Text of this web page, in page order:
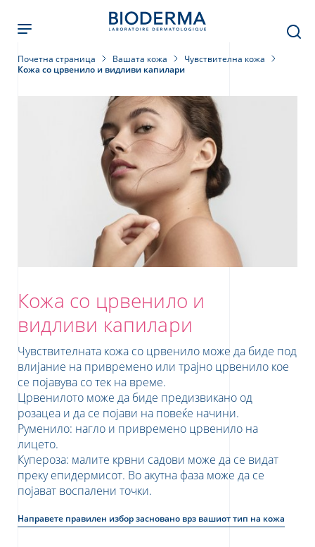
content
Albanian
Почетна страница Вашата кожа
Чувствителна кожа
Кожа со црвенило и видливи капилари
Кожа со црвенило и
видливи капилари
Чувствителната кожа со црвенило може да биде под
влијание на привремено или трајно црвенило кое
се појавува со тек на време.
Црвенилото може да биде предизвикано од
розацеа и да се појави на повеќе начини.
Руменило: нагло и привремено црвенило на
лицето.
Купероза: малите крвни садови може да се видат
преку епидермисот. Во акутна фаза може да се
појават воспалени точки.
Направете правилен избор засновано врз вашиот тип на кожа